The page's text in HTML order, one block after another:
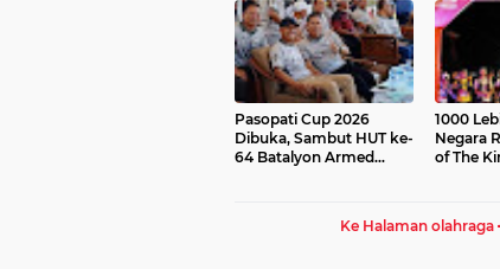
Pasopati Cup 2026
Dibuka, Sambut HUT ke-
64 Batalyon Armed
1000
Negara
of The
Ke Halaman olahraga